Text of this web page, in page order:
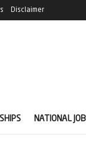
Disclaimer
NATIONAL